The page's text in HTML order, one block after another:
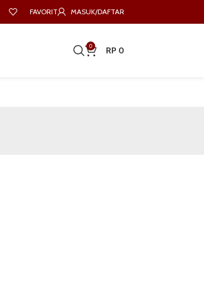
FAVORIT MASUK/DAFTAR
0 RP 0